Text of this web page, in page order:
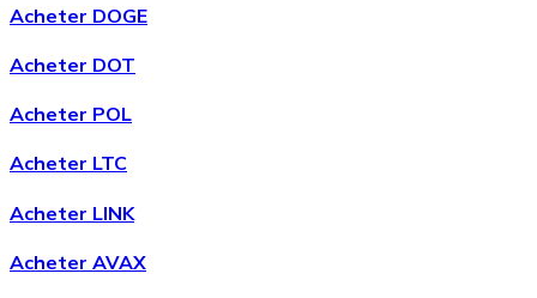
Acheter DOGE
Acheter DOT
Acheter POL
Acheter LTC
Acheter LINK
Acheter AVAX